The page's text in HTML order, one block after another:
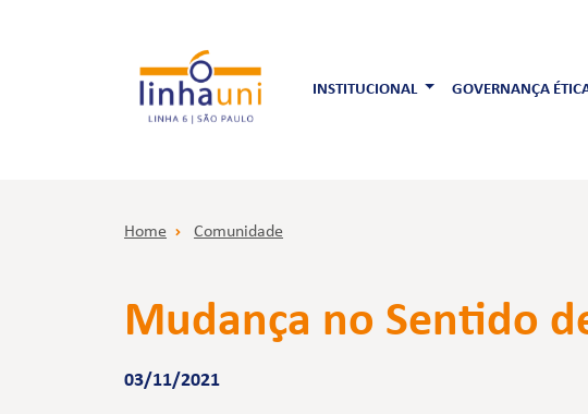
INSTITUCIONAL GOVERNANÇA
Home Comunidade
Mudança no Sentido
03/11/2021